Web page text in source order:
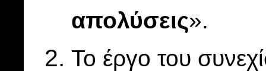
απολύσεις».
Το έργο του